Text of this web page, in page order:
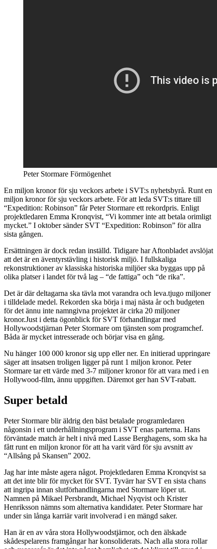
Peter Stormare Förmögenhet
En miljon kronor för sju veckors arbete i SVT:s nyhetsbyrå. Runt en
miljon kronor för sju veckors arbete. För att leda SVT:s tittare till
“Expedition: Robinson” får Peter Stormare ett rekordpris. Enligt
projektledaren Emma Kronqvist, “Vi kommer inte att betala orimligt
mycket.” I oktober sänder SVT “Expedition: Robinson” för allra
sista gången.
Ersättningen är dock redan inställd. Tidigare har Aftonbladet avslöjat
att det är en äventyrstävling i historisk miljö. I fullskaliga
rekonstruktioner av klassiska historiska miljöer ska byggas upp på
olika platser i landet för två lag – “de fattiga” och “de rika”.
Det är där deltagarna ska tävla mot varandra och leva.tjugo miljoner
i tilldelade medel. Rekorden ska börja i maj nästa år och budgeten
för det ännu inte namngivna projektet är cirka 20 miljoner
kronor.Just i detta ögonblick för SVT förhandlingar med
Hollywoodstjärnan Peter Stormare om tjänsten som programchef.
Båda är mycket intresserade och börjar visa en gång.
Nu hänger 100 000 kronor sig upp eller ner. En initierad uppringare
säger att insatsen troligen ligger på runt 1 miljon kronor. Peter
Stormare tar ett värde med 3-7 miljoner kronor för att vara med i en
Hollywood-film, ännu uppgiften. Däremot ger han SVT-rabatt.
Super betald
Peter Stormare blir äldrig den bäst betalade programledaren
någonsin i ett underhållningsprogram i SVT enas parterna. Hans
förväntade match är helt i nivå med Lasse Berghagens, som ska ha
fått runt en miljon kronor för att ha varit värd för sju avsnitt av
“Allsång på Skansen” 2002.
Jag har inte måste agera något. Projektledaren Emma Kronqvist sa
att det inte blir för mycket för SVT. Tyvärr har SVT en sista chans
att ingripa innan slutförhandlingarna med Stormare löper ut.
Namnen på Mikael Persbrandt, Michael Nyqvist och Krister
Henriksson nämns som alternativa kandidater. Peter Stormare har
under sin långa karriär varit involverad i en mängd saker.
Han är en av våra stora Hollywoodstjärnor, och den älskade
skådespelarens framgångar har konsoliderats. Nach alla stora rollar